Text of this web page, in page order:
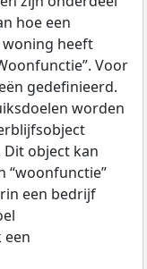
hoe een
heeft
Voor
gedefinieerd.
worden
object kan
“woonfunctie”
een bedrijf
een